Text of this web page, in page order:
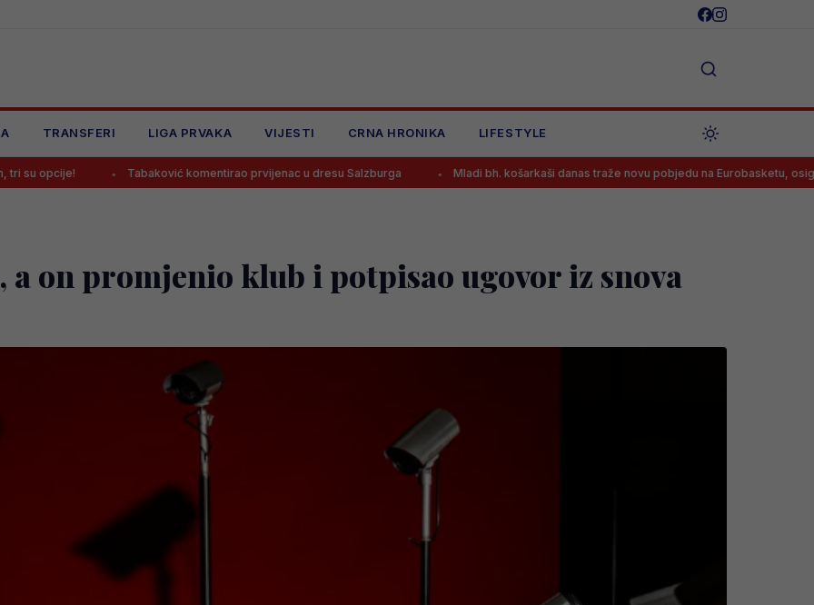
TRANSFERI LIGA PRVAKA VIJESTI CRNA HRONIKA LIFESTYLE
Tabaković komentirao prvijenac u dresu Salzburga Mladi bh. košarkaši danas traže novu pobjedu na Eurobasketu, osiguran prijenos!
on promjenio klub i potpisao ugovor iz snova